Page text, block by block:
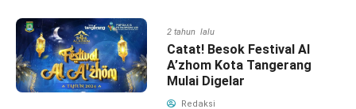
2 tahun lalu
Catat! Besok Festival Al
A’zhom Kota Tangerang
Mulai Digelar
Redaksi